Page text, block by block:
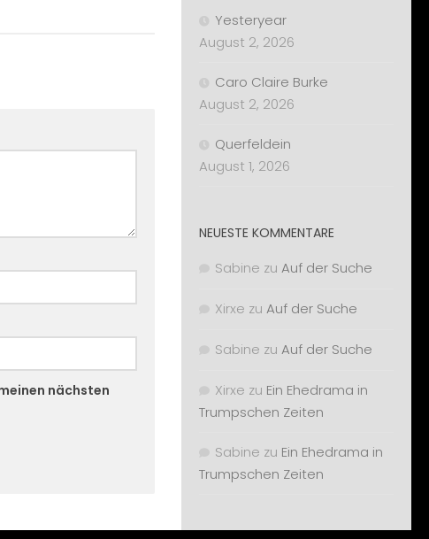
nächsten
Yesteryear
August 2, 2026
Caro Claire Burke
August 2, 2026
Querfeldein
August 1, 2026
NEUESTE KOMMENTARE
Sabine zu Auf der Suche
Xirxe zu Auf der Suche
Sabine zu Auf der Suche
Xirxe zu Ein Ehedrama in
Trumpschen Zeiten
Sabine zu Ein Ehedrama in
Trumpschen Zeiten